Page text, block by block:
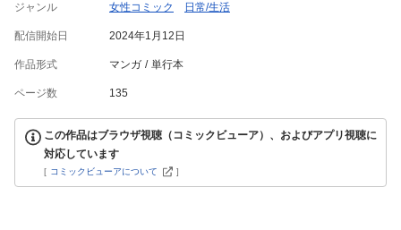
ジャンル 女性コミック 日常/生活
配信開始日 2024年1月12日
作品形式 マンガ 単行本
ページ数 135
この作品はブラウザ視聴（コミックビューア）、およびアプリ視聴に
対応しています
[ コミックビューアについて ]